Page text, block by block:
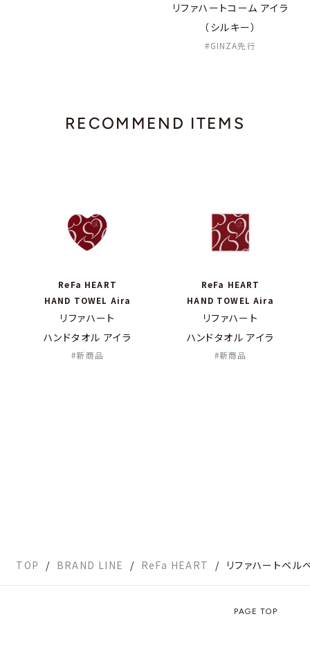
リファハートコーム アイラ
（シルキー）
GINZA先行
RECOMMEND ITEMS
ReFa HEART
HAND TOWEL Aira
リファハート
ハンドタオル アイラ
新商品
ReFa HEART
HAND TOWEL Aira
リファハート
ハンドタオル アイラ
新商品
TOP BRAND LINE ReFa HEART リファハートベル
PAGE TOP